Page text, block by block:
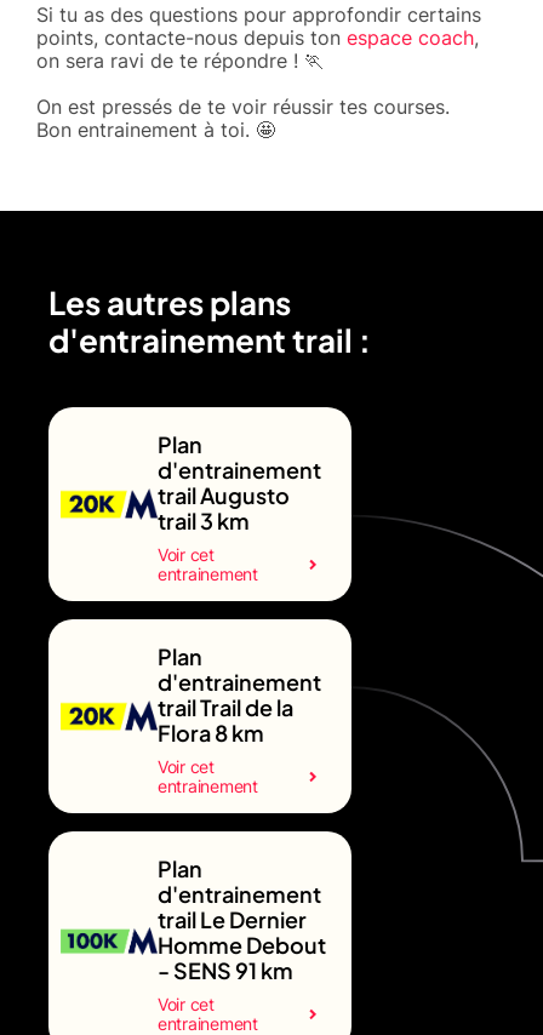
Si tu as des questions pour approfondir certains
points, contacte-nous depuis ton espace coach,
on sera ravi de te répondre ! 🏃
On est pressés de te voir réussir tes courses.
Bon entrainement à toi. 🤩
Les autres plans
d'entrainement trail :
Plan
d'entrainement
trail Augusto
trail 3 km
Voir cet
entrainement
Plan
d'entrainement
trail Trail de la
Flora 8 km
Voir cet
entrainement
Plan
d'entrainement
trail Le Dernier
Homme Debout
- SENS 91 km
Voir cet
entrainement